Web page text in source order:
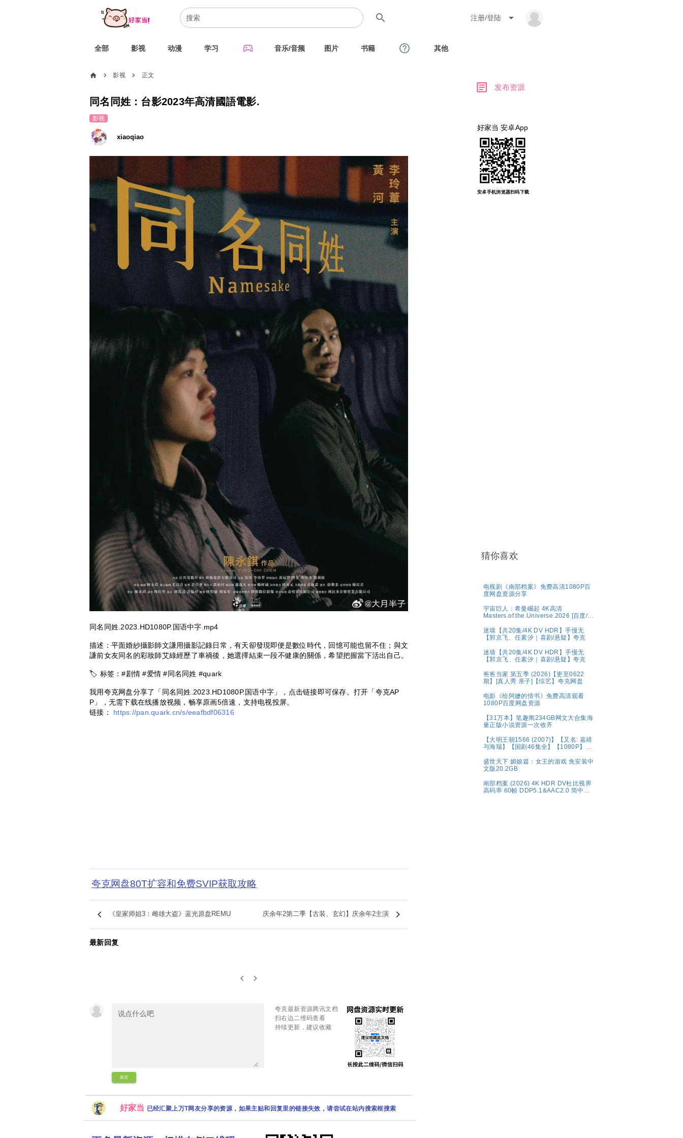
search 注册/登陆 arrow_drop_down
全部 影视 动漫 学习 sports_esports 音乐/音频 图片 书籍 help_outline 其他
home chevron_right 影视 chevron_right 正文
同名同姓：台影2023年高清國語電影.
影视
xiaoqiao
同名同姓.2023.HD1080P.国语中字.mp4
描述：平面婚紗攝影師文謙用攝影記錄日常，有天卻發現即便是數位時代，回憶可能也留不住；與文
謙前女友同名的彩妝師艾綠經歷了車禍後，她選擇結束一段不健康的關係，希望把握當下活出自己。
🏷 标签：#剧情 #爱情 #同名同姓 #quark
我用夸克网盘分享了「同名同姓.2023.HD1080P.国语中字」，点击链接即可保存。打开「夸克AP
P」，无需下载在线播放视频，畅享原画5倍速，支持电视投屏。
链接： https://pan.quark.cn/s/eeafbdf06316
夸克网盘80T扩容和免费SVIP获取攻略
keyboard_arrow_left 《皇家师姐3：雌雄大盗》蓝光原盘REMU 庆余年2第二季【古装、玄幻】庆余年2主演 keyboard_arrow_right
最新回复
keyboard_arrow_left keyboard_arrow_right
提交
夸克最新资源腾讯文档
扫右边二维码查看
持续更新，建议收藏
好家当 已经汇聚上万T网友分享的资源，如果主贴和回复里的链接失效，请尝试在站内搜索框搜索
article 发布资源
好家当 安卓App
安卓手机浏览器扫码下载
猜你喜欢
电视剧《南部档案》免费高清1080P百
度网盘资源分享
宇宙巨人：希曼崛起 4K高清
Masters.of.the.Universe.2026 [百度/夸
迷墙【共20集/4K DV HDR】手慢无
【郭京飞、任素汐｜喜剧/悬疑】夸克
迷墙【共20集/4K DV HDR】手慢无
【郭京飞、任素汐｜喜剧/悬疑】夸克
爸爸当家 第五季 (2026)【更至0622
期】[真人秀 亲子]【综艺】夸克网盘
电影《给阿嬷的情书》免费高清观看
1080P百度网盘资源
【31万本】笔趣阁234GB网文大合集海
量正版小说资源一次收齐
【大明王朝1566 (2007)】【又名: 嘉靖
与海瑞】【国剧46集全】【1080P】
分】【剧情 / 历史】【陈宝国 / 黄志忠 /
倪大红 】夸克
盛世天下 媚娘篇：女王的游戏 免安装中
文版20.2GB
南部档案‎ (2026) 4K HDR DV杜比视界
高码率 60帧 DDP5.1&AAC2.0 简中字